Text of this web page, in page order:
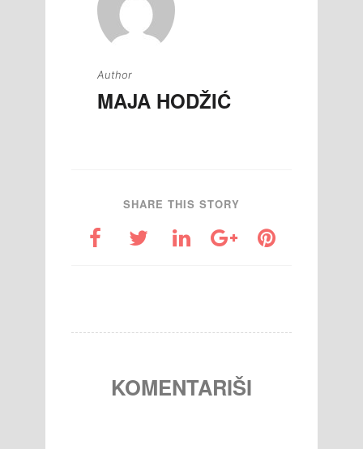
Author
MAJA HODŽIĆ
SHARE THIS STORY
KOMENTARIŠI